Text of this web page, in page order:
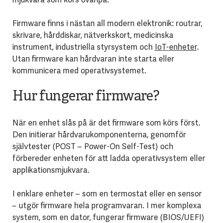
Firmware finns i nästan all modern elektronik: routrar,
skrivare, hårddiskar, nätverkskort, medicinska
instrument, industriella styrsystem och IoT-enheter.
Utan firmware kan hårdvaran inte starta eller
kommunicera med operativsystemet.
Hur fungerar firmware?
När en enhet slås på är det firmware som körs först.
Den initierar hårdvarukomponenterna, genomför
självtester (POST – Power-On Self-Test) och
förbereder enheten för att ladda operativsystem eller
applikationsmjukvara.
I enklare enheter – som en termostat eller en sensor
– utgör firmware hela programvaran. I mer komplexa
system, som en dator, fungerar firmware (BIOS/UEFI)